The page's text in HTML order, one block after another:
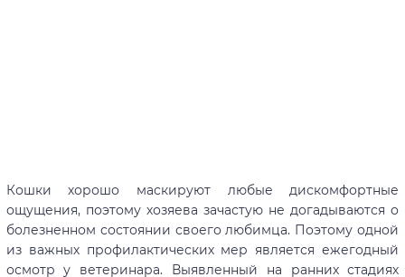
Кошки хорошо маскируют любые дискомфортные
ощущения, поэтому хозяева зачастую не догадываются о
болезненном состоянии своего любимца. Поэтому одной
из важных профилактических мер является ежегодный
осмотр у ветеринара. Выявленный на ранних стадиях